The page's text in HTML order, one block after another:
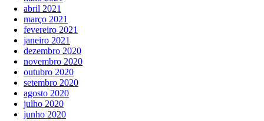
abril 2021
março 2021
fevereiro 2021
janeiro 2021
dezembro 2020
novembro 2020
outubro 2020
setembro 2020
agosto 2020
julho 2020
junho 2020